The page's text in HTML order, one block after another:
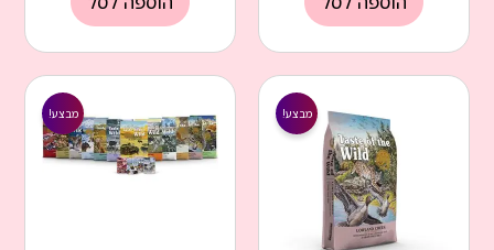
מבצע!
המחיר
המקורי
היה:
₪ 105.00.
המחיר
הנוכחי
הוא:
₪ 90.00.
מבצע!
המחיר
המקורי
היה:
₪ 300.00.
המחיר
הנוכחי
הוא:
₪ 270.00.